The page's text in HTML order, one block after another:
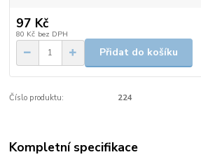
97 Kč
80 Kč bez DPH
Přidat do košíku
Číslo produktu: 224
Kompletní specifikace